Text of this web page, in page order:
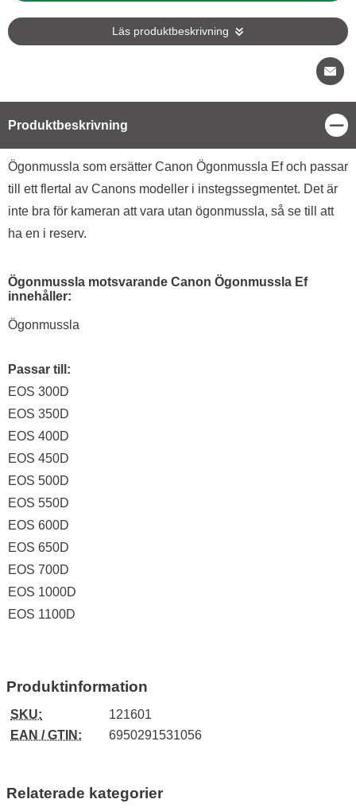
Läs produktbeskrivning
Produktbeskrivning
Produktbeskrivning
Ögonmussla som ersätter Canon Ögonmussla Ef och passar
till ett flertal av Canons modeller i instegssegmentet. Det är
inte bra för kameran att vara utan ögonmussla, så se till att
ha en i reserv.
Ögonmussla motsvarande Canon Ögonmussla Ef
innehåller:
Ögonmussla
Passar till:
EOS 300D
EOS 350D
EOS 400D
EOS 450D
EOS 500D
EOS 550D
EOS 600D
EOS 650D
EOS 700D
EOS 1000D
EOS 1100D
Produktinformation
SKU:
121601
EAN / GTIN:
6950291531056
Relaterade kategorier